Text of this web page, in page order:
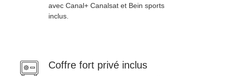
avec Canal+ Canalsat et Bein sports
inclus.
Coffre fort privé inclus